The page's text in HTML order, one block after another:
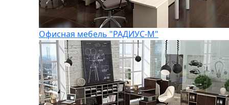
Офисная мебель "РАДИУС-М"